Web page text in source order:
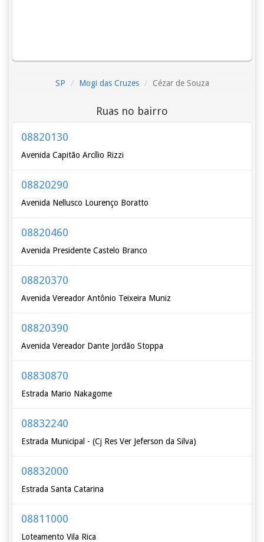
SP Mogi das Cruzes Cézar de Souza
Ruas no bairro
08820130
Avenida Capitão Arcílio Rizzi
08820290
Avenida Nellusco Lourenço Boratto
08820460
Avenida Presidente Castelo Branco
08820370
Avenida Vereador Antônio Teixeira Muniz
08820390
Avenida Vereador Dante Jordão Stoppa
08830870
Estrada Mario Nakagome
08832240
Estrada Municipal - (Cj Res Ver Jeferson da Silva)
08832000
Estrada Santa Catarina
08811000
Loteamento Vila Rica